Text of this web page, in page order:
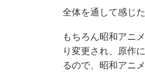
全体を通して感じ
もちろん昭和アニ
り変更され、原作
るので、昭和アニ